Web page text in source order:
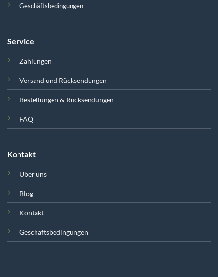
Geschäftsbedingungen
Service
Zahlungen
Versand und Rücksendungen
Bestellungen & Rücksendungen
FAQ
Kontakt
Über uns
Blog
Kontakt
Geschäftsbedingungen